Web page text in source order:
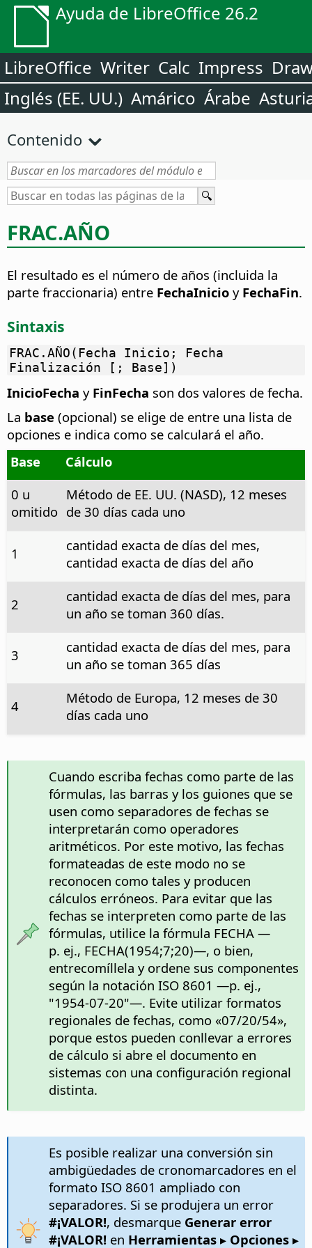
Ayuda de LibreOffice 26.2
LibreOffice Writer Calc Impress
Inglés (EE. UU.) Amárico Árabe
Contenido
FRAC.AÑO
El resultado es el número de años (incluida la
parte fraccionaria) entre FechaInicio y FechaFin.
Sintaxis
FRAC.AÑO(Fecha Inicio; Fecha
Finalización [; Base])
InicioFecha y FinFecha son dos valores de fecha.
La base (opcional) se elige de entre una lista de
opciones e indica como se calculará el año.
Base
Cálculo
0 u
omitido
Método de EE. UU. (NASD), 12 meses
de 30 días cada uno
1
cantidad exacta de días del mes,
cantidad exacta de días del año
2
cantidad exacta de días del mes, para
un año se toman 360 días.
3
cantidad exacta de días del mes, para
un año se toman 365 días
4
Método de Europa, 12 meses de 30
días cada uno
Cuando escriba fechas como parte de las
fórmulas, las barras y los guiones que se
usen como separadores de fechas se
interpretarán como operadores
aritméticos. Por este motivo, las fechas
formateadas de este modo no se
reconocen como tales y producen
cálculos erróneos. Para evitar que las
fechas se interpreten como parte de las
fórmulas, utilice la fórmula FECHA —
p. ej., FECHA(1954;7;20)—, o bien,
entrecomíllela y ordene sus componentes
según la notación ISO 8601 —p. ej.,
"1954-07-20"—. Evite utilizar formatos
regionales de fechas, como «07/20/54»,
porque estos pueden conllevar a errores
de cálculo si abre el documento en
sistemas con una configuración regional
distinta.
Es posible realizar una conversión sin
ambigüedades de cronomarcadores en el
formato ISO 8601 ampliado con
separadores. Si se produjera un error
#¡VALOR!, desmarque Generar error
#¡VALOR!en Herramientas ▸ Opciones▸